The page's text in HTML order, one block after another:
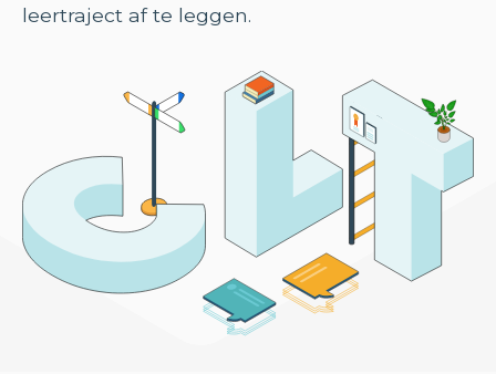
leertraject af te leggen.